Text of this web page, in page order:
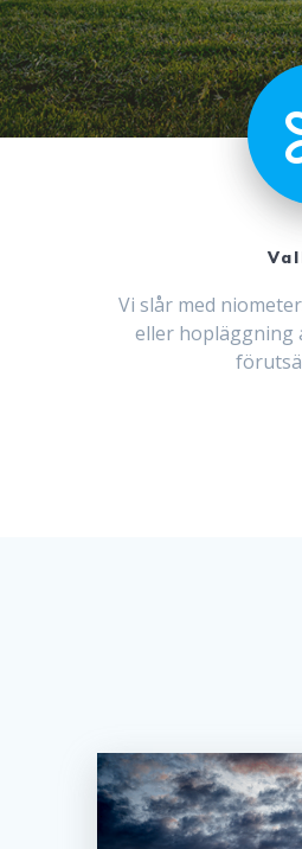
Vi slår med
eller hopläggning